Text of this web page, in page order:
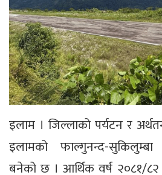
इलाम । जिल्लाको पर्यटन र
इलामको फाल्गुनन्द-
बनेको छ । आर्थिक वर्ष २०८१/